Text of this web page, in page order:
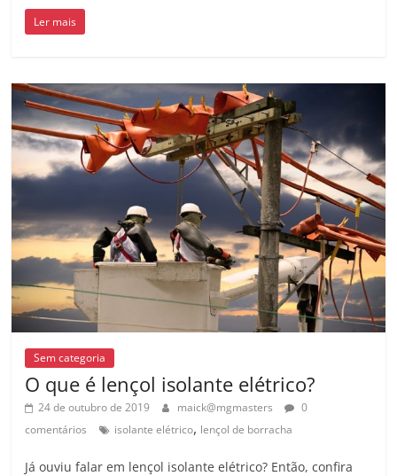
Ler mais
Sem categoria
O que é lençol isolante elétrico?
24 de outubro de 2019 maick@mgmasters
0
comentários
isolante elétrico, lençol de borracha
Já ouviu falar em lençol isolante elétrico? Então, confira